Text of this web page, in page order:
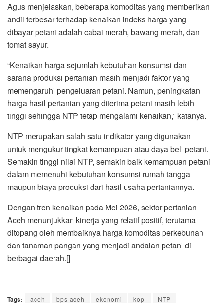
Agus menjelaskan, beberapa komoditas yang memberikan
andil terbesar terhadap kenaikan indeks harga yang
dibayar petani adalah cabai merah, bawang merah, dan
tomat sayur.
“Kenaikan harga sejumlah kebutuhan konsumsi dan
sarana produksi pertanian masih menjadi faktor yang
memengaruhi pengeluaran petani. Namun, peningkatan
harga hasil pertanian yang diterima petani masih lebih
tinggi sehingga NTP tetap mengalami kenaikan,” katanya.
NTP merupakan salah satu indikator yang digunakan
untuk mengukur tingkat kemampuan atau daya beli petani.
Semakin tinggi nilai NTP, semakin baik kemampuan petani
dalam memenuhi kebutuhan konsumsi rumah tangga
maupun biaya produksi dari hasil usaha pertaniannya.
Dengan tren kenaikan pada Mei 2026, sektor pertanian
Aceh menunjukkan kinerja yang relatif positif, terutama
ditopang oleh membaiknya harga komoditas perkebunan
dan tanaman pangan yang menjadi andalan petani di
berbagai daerah.[]
Tags: aceh bps aceh ekonomi kopi NTP